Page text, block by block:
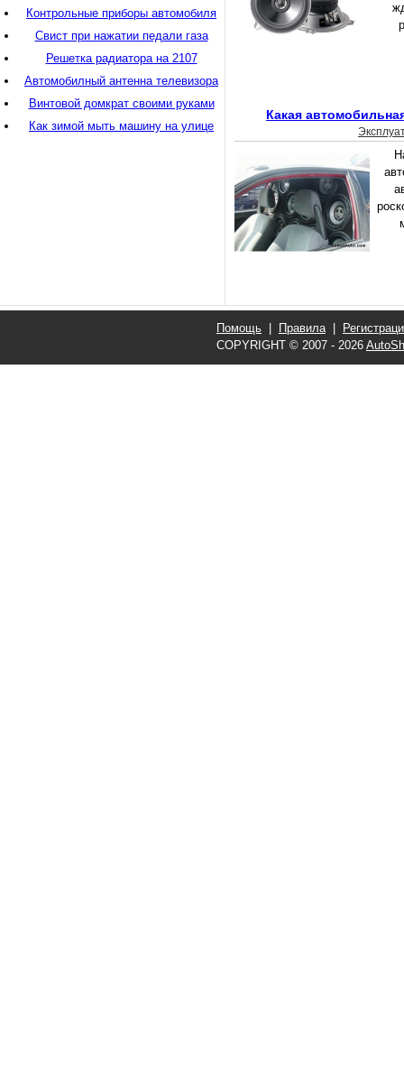
Какая
Контрольные приборы автомобиля
Свист при нажатии педали газа
Решетка радиатора на 2107
Автомобилный антенна телевизора
Винтовой домкрат своими руками
Как зимой мыть машину на улице
Помощь Правила|
COPYRIGHT © 2007 - 2026